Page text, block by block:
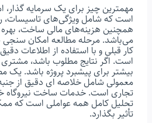
مهمترین چیز برای یک سرمایه
است که شامل ویژگی‌های تاسیسات،
همچنین هزینه‌های مالی ساخت، بهره
می‌باشد. مرحله مطالعه امکان
کار قبلی و با استفاده از اطلاعات
است. اگر نتایج مطلوب باشد، مشتری
بیشتر برای پیشبرد پروژه باشد. یک
معمولی شامل خلاصه ای دقیق از
تجاری است. خدمات ساخت نیروگاه
تحلیل کامل همه عواملی است که
تأثیر بگذارد.